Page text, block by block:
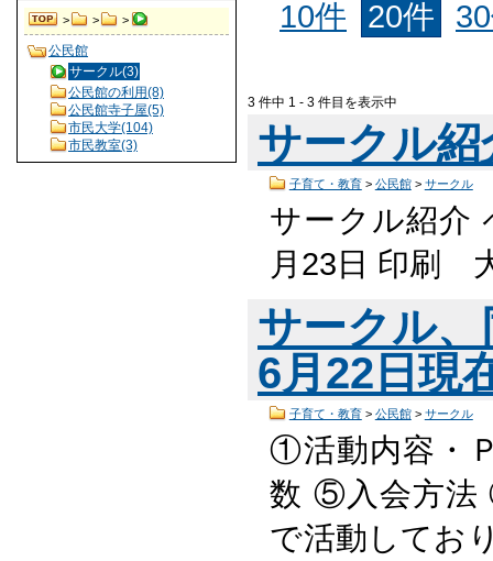
> > >
公民館
サークル(3)
公民館の利用(8)
公民館寺子屋(5)
市民大学(104)
市民教室(3)
10件
20件
3 件中 1 - 3 件目を表示中
サークル
子育て・教育> 公民館> サークル
サークル紹介
月23日 印刷
サークル
6月22日現
子育て・教育> 公民館> サークル
①活動内容・
数 ⑤入会方法
で活動してお